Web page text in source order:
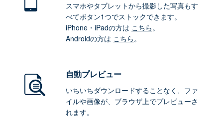
スマホやタブレットから撮影した写真もす
べてボタン1つでストックできます。
iPhone・iPadの方は こちら。
Androidの方は こちら。
自動プレビュー
いちいちダウンロードすることなく、ファ
イルや画像が、ブラウザ上でプレビューさ
れます。